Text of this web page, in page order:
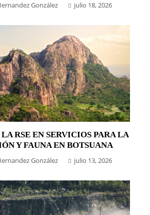
González julio 18, 2026
RSE EN SERVICIOS PARA LA
Y FAUNA EN BOTSUANA
González julio 13, 2026